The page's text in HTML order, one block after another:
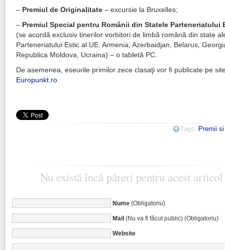
– Premiul de Originalitate – excursie la Bruxelles;
– Premiul Special pentru Românii din Statele Parteneriatului
(se acordă exclusiv tinerilor vorbitori de limbă română din state
Parteneriatului Estic al UE: Armenia, Azerbaidjan, Belarus,
Republica Moldova, Ucraina) – o tabletă PC.
De asemenea, eseurile primilor zece clasaţi vor fi publicate pe
Europunkt.ro
Tags: Premii
Nu există încă păreri pentru acest articol
Nume(Obligatoriu)
Mail(Nu va fi făcut public) (Obligatoriu)
Website